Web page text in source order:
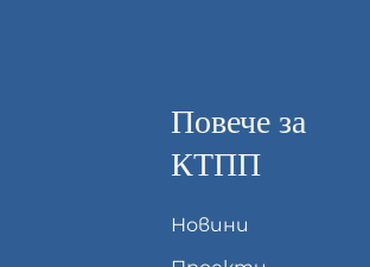
Повече за
КТПП
Новини